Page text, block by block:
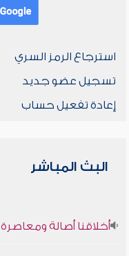
استرجاع الرمز السري
تسجيل عضو جديد
إعادة تفعيل حساب
البث المباشر
أخلاقنا أصالة ومعاصرة